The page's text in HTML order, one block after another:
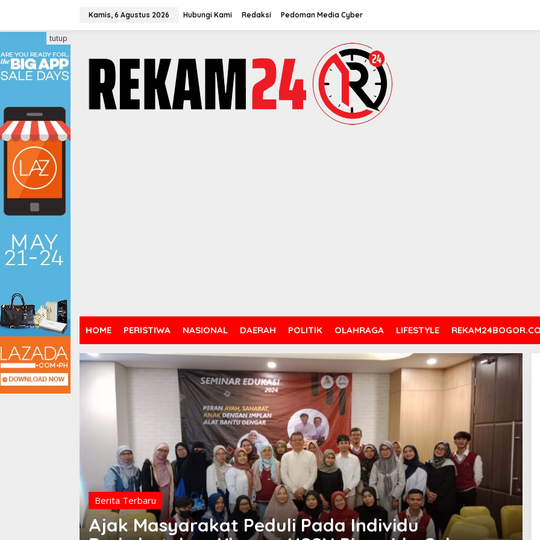
konten
Kamis, 6 Agustus 2026 Hubungi Kami Redaksi Pedoman Media Cyber
HOME PERISTIWA NASIONAL DAERAH POLITIK OLAHRAGA LIFESTYLE
tutup
Berita Terbaru
Ajak Masyarakat Peduli Pada Individu